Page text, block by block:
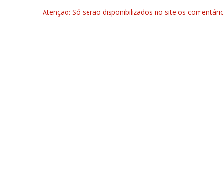
Atenção: Só serão disponibilizados no site os